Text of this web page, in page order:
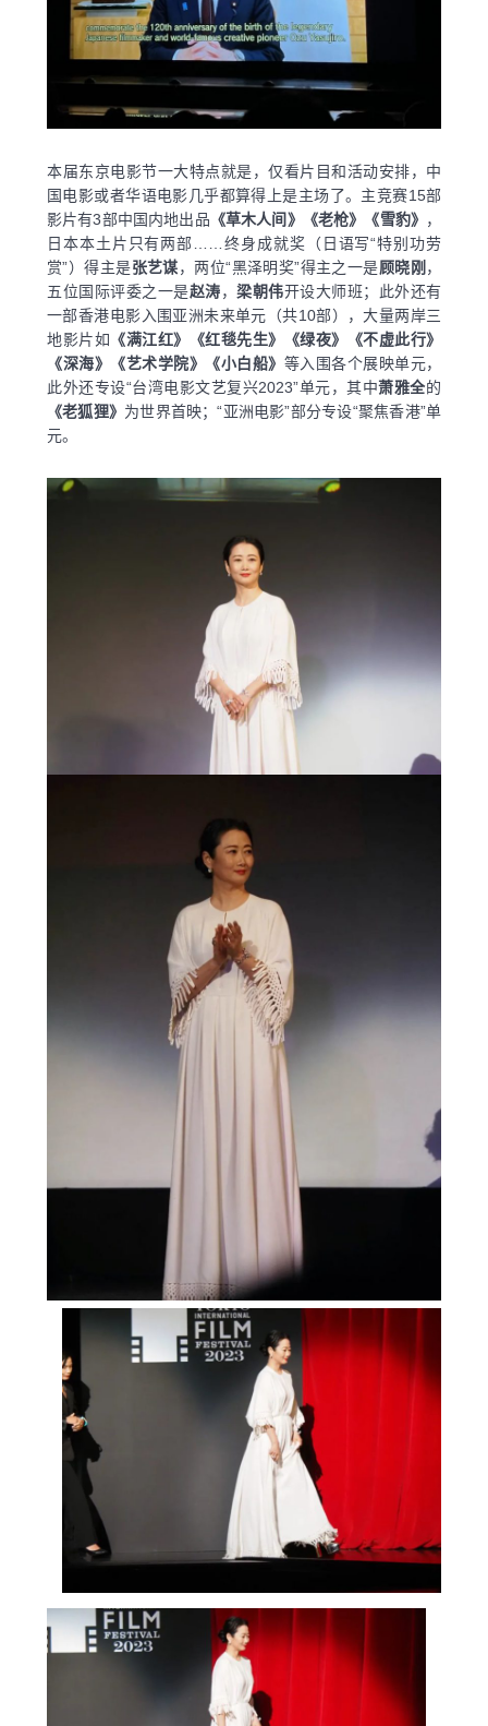
本届东京电影节一大特点就是，仅看片目和活动安排，中
国电影或者华语电影几乎都算得上是主场了。主竞赛15部
影片有3部中国内地出品 《草木人间》《老枪》《雪豹》 ，
日本本土片只有两部……终身成就奖（日语写“特别功劳
赏”）得主是张艺谋，两位“黑泽明奖”得主之一是顾晓刚 ，
五位国际评委之一是赵涛， 梁朝伟开设大师班；此外还有
一部香港电影入围亚洲未来单元（共10部），大量两岸三
地影片如 《满江红》《红毯先生》《绿夜》《不虚此行》
《深海》《艺术学院》《小白船》 等入围各个展映单元，
此外还专设“台湾电影文艺复兴2023”单元，其中萧雅全的
《老狐狸》 为世界首映；“亚洲电影”部分专设“聚焦香港”单
元。